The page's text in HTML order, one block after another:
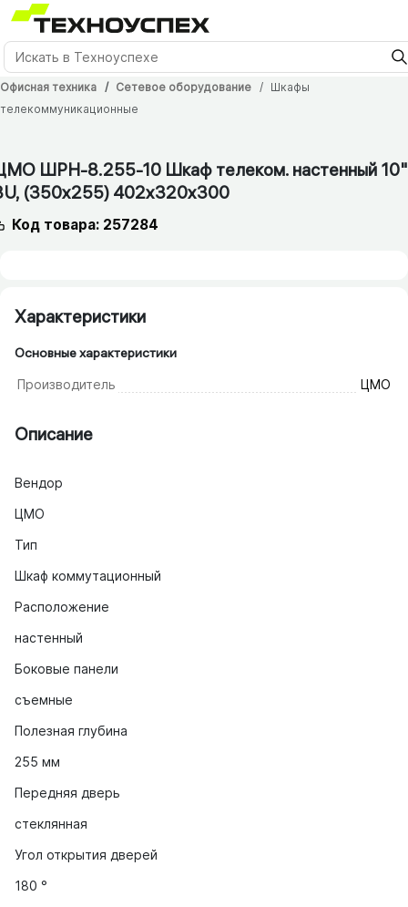
Офисная техника Сетевое оборудование
Шкафы
телекоммуникационные
ШРН-8.255-10 Шкаф телеком. настенный 10"
(350х255) 402x320x300
Код товара: 257284
Характеристики
Основные характеристики
Производитель ЦМО
Описание
Вендор
ЦМО
Тип
Шкаф коммутационный
Расположение
настенный
Боковые панели
съемные
Полезная глубина
255 мм
Передняя дверь
стеклянная
Угол открытия дверей
180 °